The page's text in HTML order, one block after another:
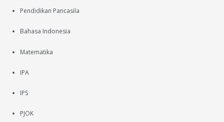
Pendidikan Pancasila
Bahasa Indonesia
Matematika
IPA
IPS
PJOK